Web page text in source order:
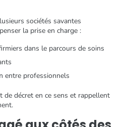
sociétés savantes
la prise en charge :
dans le parcours de soins
entre professionnels
décret en ce sens et rappellent